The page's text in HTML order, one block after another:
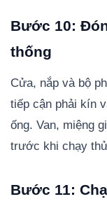
Bước 10:
thống
Cửa, nắp và bộ
tiếp cận phải kín
ống. Van, miệng
trước khi chạy
Bước 11: